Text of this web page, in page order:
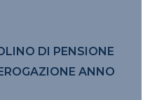
DI PENSIONE
ANNO